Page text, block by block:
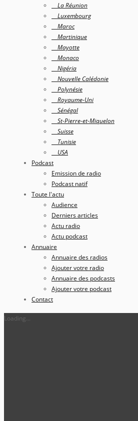
La Réunion
Luxembourg
Maroc
Martinique
Mayotte
Monaco
Nigéria
Nouvelle Calédonie
Polynésie
Royaume-Uni
Sénégal
St-Pierre-et-Miquelon
Suisse
Tunisie
USA
Podcast
Emission de radio
Podcast natif
Toute l'actu
Audience
Derniers articles
Actu radio
Actu podcast
Annuaire
Annuaire des radios
Ajouter votre radio
Annuaire des podcasts
Ajouter votre podcast
Contact
Loading...